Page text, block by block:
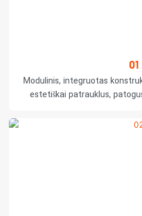
01
Modulinis, integruotas
estetiškai patrauklus,